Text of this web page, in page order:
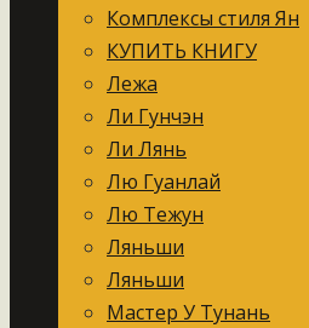
Комплексы стиля Ян
КУПИТЬ КНИГУ
Лежа
Ли Гунчэн
Ли Лянь
Лю Гуанлай
Лю Тежун
Ляньши
Ляньши
Мастер У Тунань